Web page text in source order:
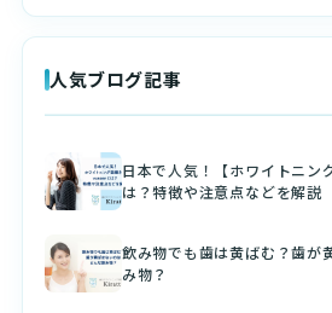
人気ブログ記事
日本で人気！【ホワイトニン
は？特徴や注意点などを解説
飲み物でも歯は黄ばむ？歯が
み物？